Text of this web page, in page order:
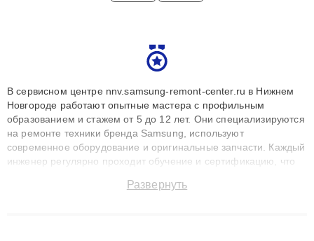
В сервисном центре nnv.samsung-remont-center.ru в Нижнем
Новгороде работают опытные мастера с профильным
образованием и стажем от 5 до 12 лет. Они специализируются
на ремонте техники бренда Samsung, используют
современное оборудование и оригинальные запчасти. Каждый
инженер регулярно проходит обучение и сертификацию, что
восстанавливать технику с сохранением гарантии до 3 лет.
Развернуть